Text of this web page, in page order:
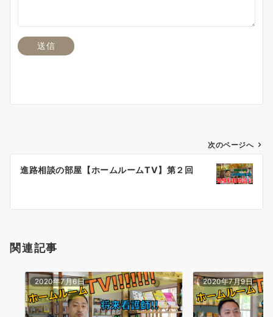
稿
ョ
次のページへ
進路相談の部屋【ホームルームTV】第２回
関連記事
2020年7月6日 2020年7月9日